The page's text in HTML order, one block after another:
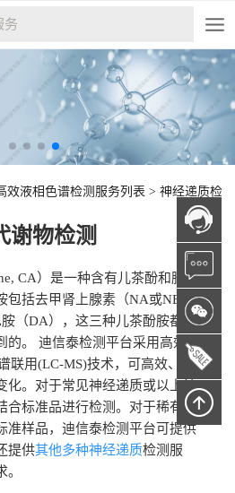
效液相色谱检测服务列表 > 神经递质检
谢物检测
CA）是一种含有儿茶酚和胺基
包括去甲肾上腺素（NA或NE）、
（DA），这三种儿茶酚胺都是
的。 迪信泰检测平台采用高效液
联用(LC-MS)技术，可高效、精准
化。对于常见神经递质或以上神
合标准品进行检测。对于稀有的
准样品，迪信泰检测平台可提供
提供其他多种神经递质检测服